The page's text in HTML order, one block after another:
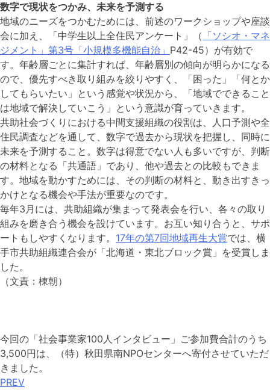
数字で現状をつかみ、未来を予測する
地域のニーズをつかむためには、前述のワークショップや座談
会に加え、「中学生以上全住民アンケート」（ 「ソシオ・マネ
ジメント」第3号「小規模多機能自治」 P42-45）が有効で
す。年齢層ごとに集計すれば、年齢層別の傾向が明らかになる
ので、優先すべき取り組みを絞りやすく、「困った」「何とか
してもらいたい」という感覚や状況から、「地域でできること
は地域で解決していこう」という意識が育っていきます。
共助社会づくりにおける中間支援組織の役割は、人口予測や全
住民調査などを通して、数字で過去から現状を把握し、同時に
未来を予測すること。数字は得意でない人も多いですが、判断
の材料となる「共通語」であり、他や過去との比較もできま
す。地域を動かすためには、その判断の材料と、動き出すきっ
かけとなる機会や手法が重要なのです。
毎年3月には、共助組織が集まって発表会を行い、各々の取り
組みを磨き合う機会を設けています。お互い知り合うと、サポ
ートもしやすくなります。 17年の第7回地域再生大賞では、横
手市共助組織連合会が「北海道・東北ブロック賞」を受賞しま
した。
（文責：棟朝）
今回の「社会事業家100人インタビュー」ご参加費合計のうち
3,500円は、（特）秋田県南NPOセンターへ寄付させていただ
きました。
PREV